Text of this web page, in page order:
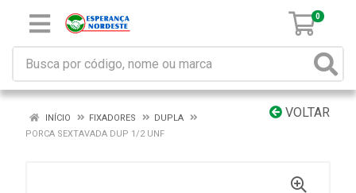
0
VOLTAR
INÍCIO FIXADORES
DUPLA
PORCA SEXTAVADA DUP 1/2 UNF